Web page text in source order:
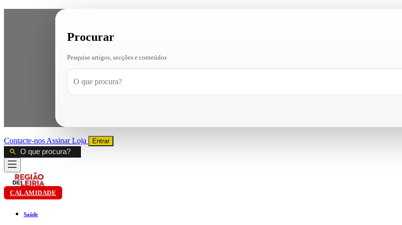
Procurar
Pesquise artigos, secções e conteúdos
Contacte-nos AssinarLoja Entrar
CALAMIDADE
Saúde